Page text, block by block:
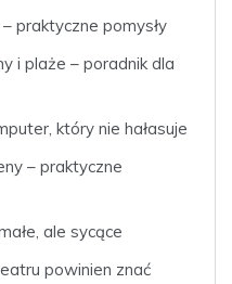
praktyczne pomysły
i plaże – poradnik dla
który nie hałasuje
– praktyczne
ale sycące
powinien znać